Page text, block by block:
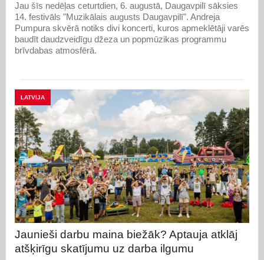
Jau šīs nedēļas ceturtdien, 6. augustā, Daugavpilī sāksies
14. festivāls "Muzikālais augusts Daugavpilī". Andreja
Pumpura skvērā notiks divi koncerti, kuros apmeklētāji varēs
baudīt daudzveidīgu džeza un popmūzikas programmu
brīvdabas atmosfērā.
LATVIJA
Jaunieši darbu maina biežāk? Aptauja atklāj
atšķirīgu skatījumu uz darba ilgumu